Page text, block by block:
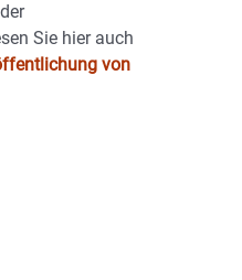
Sie hier auch
von